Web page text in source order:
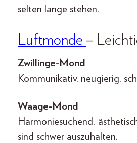
selten lange stehen.
Luftmonde –
Zwillinge-Mond
Kommunikativ, neugierig,
Waage-Mond
Harmoniesuchend,
sind schwer auszuhalten.